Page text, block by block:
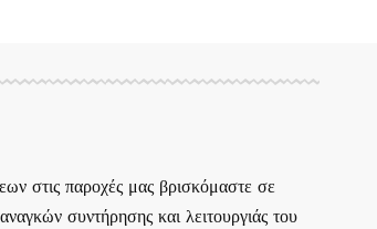
στις παροχές μας βρισκόμαστε σε
συντήρησης και λειτουργιάς του